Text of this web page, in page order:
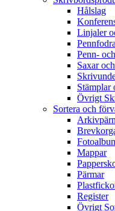
Hålslag
Linjaler
Penn-
Saxar
Stämplar
Övrigt
Sortera och
Mappar
Pärmar
Register
Övrigt